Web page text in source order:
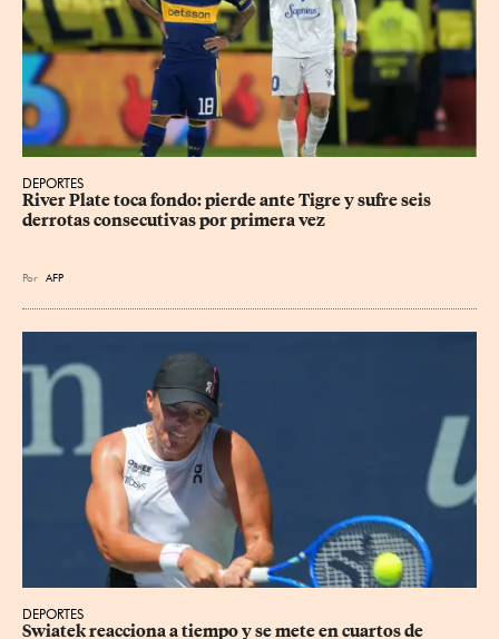
DEPORTES
River Plate toca fondo: pierde ante Tigre y sufre seis
derrotas consecutivas por primera vez
Por AFP
DEPORTES
Swiatek reacciona a tiempo y se mete en cuartos de